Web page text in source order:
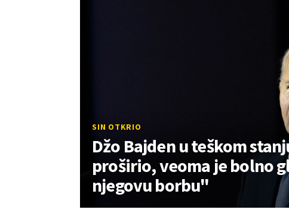
SIN OTKRIO
Džo Bajden u teškom
proširio, veoma je bolno
njegovu borbu"